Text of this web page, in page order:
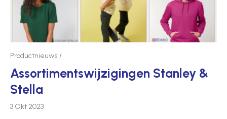
Productnieuws
Assor­tim­ent­swij­zi­gingen Stanley &
Stella
3 Okt 2023